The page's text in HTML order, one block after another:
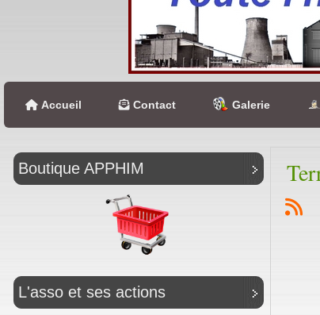
Accueil Contact Galerie
Boutique APPHIM
L'asso et ses actions